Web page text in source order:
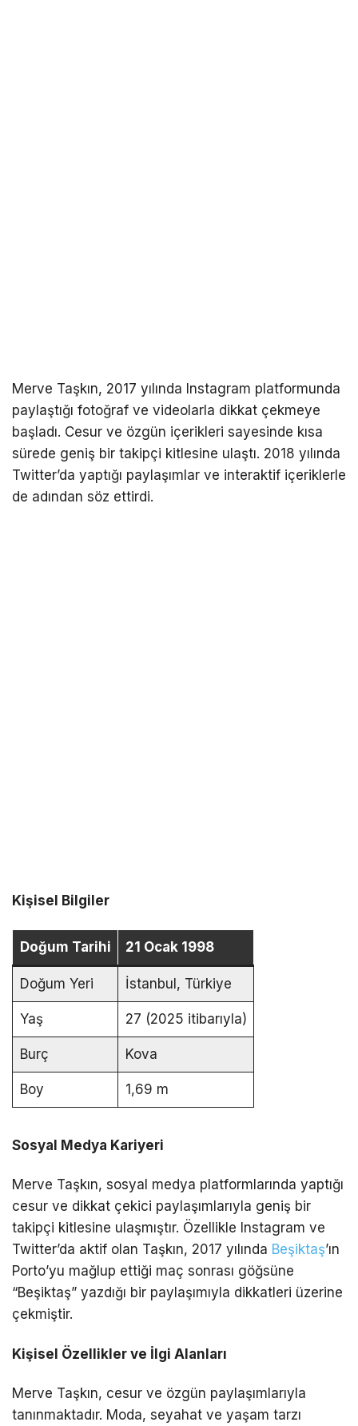
Merve Taşkın, 2017 yılında Instagram platformunda
paylaştığı fotoğraf ve videolarla dikkat çekmeye
başladı. Cesur ve özgün içerikleri sayesinde kısa
sürede geniş bir takipçi kitlesine ulaştı. 2018 yılında
Twitter’da yaptığı paylaşımlar ve interaktif içeriklerle
de adından söz ettirdi.
Kişisel Bilgiler
Doğum Tarihi 21 Ocak 1998
Doğum Yeri İstanbul, Türkiye
Yaş 27 (2025 itibarıyla)
Burç Kova
Boy 1,69 m
Sosyal Medya Kariyeri
Merve Taşkın, sosyal medya platformlarında yaptığı
cesur ve dikkat çekici paylaşımlarıyla geniş bir
takipçi kitlesine ulaşmıştır. Özellikle Instagram ve
Twitter’da aktif olan Taşkın, 2017 yılında Beşiktaş’ın
Porto’yu mağlup ettiği maç sonrası göğsüne
“Beşiktaş” yazdığı bir paylaşımıyla dikkatleri üzerine
çekmiştir.
Kişisel Özellikler ve İlgi Alanları
Merve Taşkın, cesur ve özgün paylaşımlarıyla
tanınmaktadır. Moda, seyahat ve yaşam tarzı